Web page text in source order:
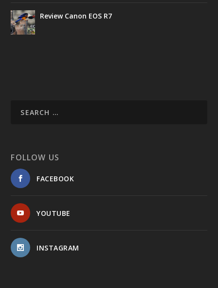
Review Canon EOS R7
FOLLOW US
FACEBOOK
YOUTUBE
INSTAGRAM